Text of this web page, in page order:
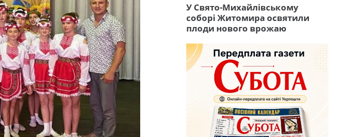
У Свято-Михайлівському
соборі Житомира освятили
плоди нового врожаю